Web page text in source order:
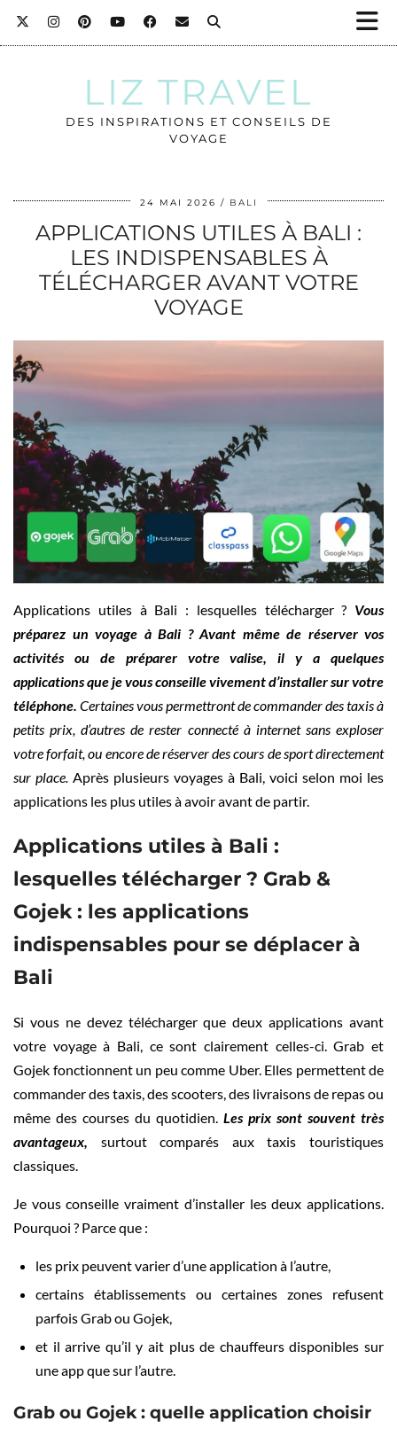
LIZ TRAVEL
DES INSPIRATIONS ET CONSEILS DE
VOYAGE
24 MAI 2026 BALI
APPLICATIONS UTILES À BALI :
LES INDISPENSABLES À
TÉLÉCHARGER AVANT VOTRE
VOYAGE
Applications utiles à Bali : lesquelles télécharger ? Vous
préparez un voyage à Bali ? Avant même de réserver vos
activités ou de préparer votre valise, il y a quelques
applications que je vous conseille vivement d’installer sur votre
téléphone. Certaines vous permettront de commander des taxis à
petits prix, d’autres de rester connecté à internet sans exploser
votre forfait, ou encore de réserver des cours de sport directement
sur place. Après plusieurs voyages à Bali, voici selon moi les
applications les plus utiles à avoir avant de partir.
Applications utiles à Bali :
lesquelles télécharger ? Grab &
Gojek : les applications
indispensables pour se déplacer à
Bali
Si vous ne devez télécharger que deux applications avant
votre voyage à Bali, ce sont clairement celles-ci. Grab et
Gojek fonctionnent un peu comme Uber. Elles permettent de
commander des taxis, des scooters, des livraisons de repas ou
même des courses du quotidien. Les prix sont souvent très
avantageux, surtout comparés aux taxis touristiques
classiques.
Je vous conseille vraiment d’installer les deux applications.
Pourquoi ? Parce que :
les prix peuvent varier d’une application à l’autre,
certains établissements ou certaines zones refusent
parfois Grab ou Gojek,
et il arrive qu’il y ait plus de chauffeurs disponibles sur
une app que sur l’autre.
Grab ou Gojek : quelle application choisir